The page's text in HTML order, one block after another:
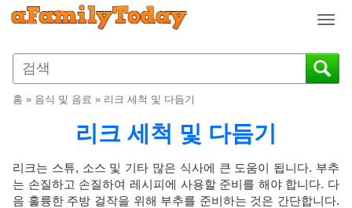
T
g
g
g
홈 » 음식 및 음료 » 리크 세척 및 다듬기
리크 세척 및 다듬기
리크는 스튜, 소스 및 기타 많은 식사에 큰 도움이 됩니다. 부추
는 손질하고 손질하여 레시피에 사용할 준비를 해야 합니다. 다
음 훌륭한 주방 걸작을 위해 부추를 준비하는 것은 간단합니다.